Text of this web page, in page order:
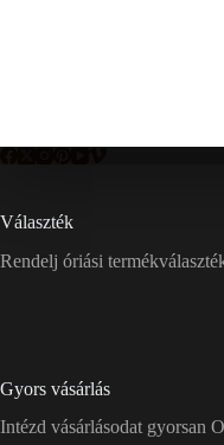
Választék
Rendelj óriási
Gyors vásárlás
Intézd vásárlásodat gyorsan